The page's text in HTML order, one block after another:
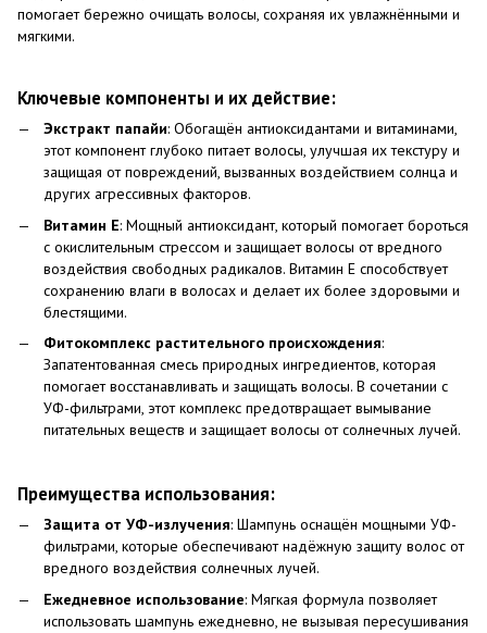
помогает бережно очищать волосы, сохраняя их увлажнёнными и
мягкими.
Ключевые компоненты и их действие:
Экстракт папайи: Обогащён антиоксидантами и витаминами,
этот компонент глубоко питает волосы, улучшая их текстуру и
защищая от повреждений, вызванных воздействием солнца и
других агрессивных факторов.
Витамин E: Мощный антиоксидант, который помогает бороться
с окислительным стрессом и защищает волосы от вредного
воздействия свободных радикалов. Витамин E способствует
сохранению влаги в волосах и делает их более здоровыми и
блестящими.
Фитокомплекс растительного происхождения:
Запатентованная смесь природных ингредиентов, которая
помогает восстанавливать и защищать волосы. В сочетании с
УФ-фильтрами, этот комплекс предотвращает вымывание
питательных веществ и защищает волосы от солнечных лучей.
Преимущества использования:
Защита от УФ-излучения: Шампунь оснащён мощными УФ-
фильтрами, которые обеспечивают надёжную защиту волос от
вредного воздействия солнечных лучей.
Ежедневное использование: Мягкая формула позволяет
использовать шампунь ежедневно, не вызывая пересушивания